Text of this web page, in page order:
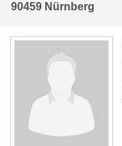
90459 Nürnberg